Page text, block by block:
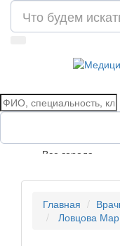
Все города
Главная
Ловцова